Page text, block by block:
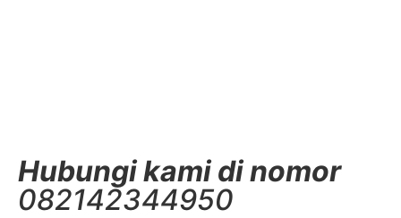
Hubungi kami di nomor
082142344950